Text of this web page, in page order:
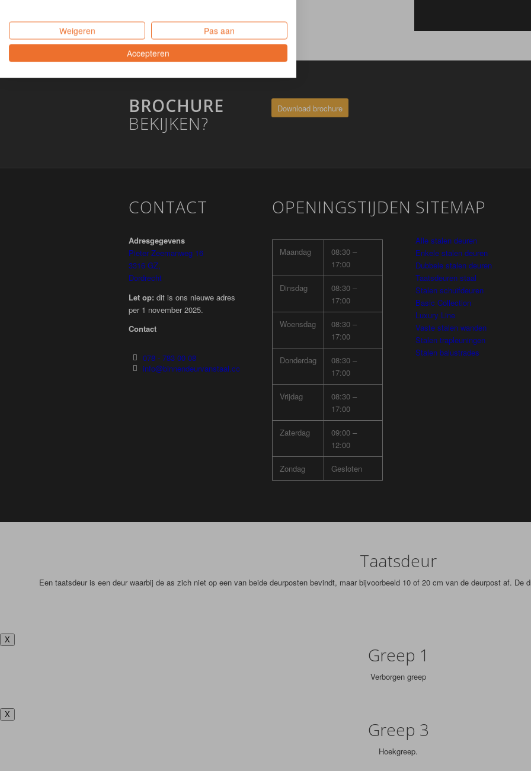
BROCHURE
BEKIJKEN?
Download brochure
CONTACT
Adresgegevens
Pieter Zeemanweg 16
3316 GZ,
Dordrecht
Let op: dit is ons nieuwe adres
per 1 november 2025.
Contact
078 - 783 00 08
info@binnendeurvanstaal.com
OPENINGSTIJDEN
Maandag
08:30 –
17:00
Dinsdag
08:30 –
17:00
Woensdag
08:30 –
17:00
Donderdag
08:30 –
17:00
Vrijdag
08:30 –
17:00
Zaterdag
09:00 –
12:00
Zondag Gesloten
SITEMAP
Alle stalen deuren
Enkele stalen deuren
Dubbele stalen deuren
Taatsdeuren staal
Stalen schuifdeuren
Basic Collection
Luxury Line
Vaste stalen wanden
Stalen trapleuningen
Stalen balustrades
Taatsdeur
Een taatsdeur is een deur waarbij de as zich niet op een van beide deurposten bevindt, maar bijvoorbeeld 10 of 20 cm van de deurpost af. De
X
Greep 1
Verborgen greep
X
Greep 3
Hoekgreep.
Weigeren
Pas aan
Accepteren